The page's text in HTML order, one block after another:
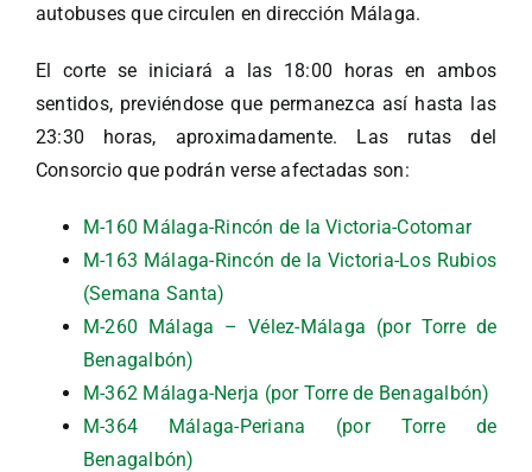
autobuses que circulen en dirección Málaga.
El corte se iniciará a las 18:00 horas en ambos
sentidos, previéndose que permanezca así hasta las
23:30 horas, aproximadamente. Las rutas del
Consorcio que podrán verse afectadas son:
M-160 Málaga-Rincón de la Victoria-Cotomar
M-163 Málaga-Rincón de la Victoria-Los Rubios
(Semana Santa)
M-260 Málaga – Vélez-Málaga (por Torre de
Benagalbón)
M-362 Málaga-Nerja (por Torre de Benagalbón)
M-364 Málaga-Periana (por Torre de
Benagalbón)